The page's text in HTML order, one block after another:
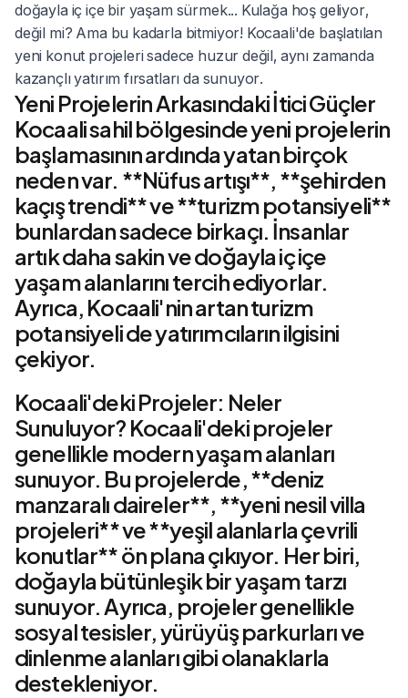
doğayla iç içe bir yaşam sürmek... Kulağa hoş geliyor,
değil mi? Ama bu kadarla bitmiyor! Kocaali'de başlatılan
yeni konut projeleri sadece huzur değil, aynı zamanda
kazançlı yatırım fırsatları da sunuyor.
Yeni Projelerin Arkasındaki İtici Güçler
Kocaali sahil bölgesinde yeni projelerin
başlamasının ardında yatan birçok
neden var. **Nüfus artışı**, **şehirden
kaçış trendi** ve **turizm potansiyeli**
bunlardan sadece birkaçı. İnsanlar
artık daha sakin ve doğayla iç içe
yaşam alanlarını tercih ediyorlar.
Ayrıca, Kocaali'nin artan turizm
potansiyeli de yatırımcıların ilgisini
çekiyor.
Kocaali'deki Projeler: Neler
Sunuluyor? Kocaali'deki projeler
genellikle modern yaşam alanları
sunuyor. Bu projelerde, **deniz
manzaralı daireler**, **yeni nesil villa
projeleri** ve **yeşil alanlarla çevrili
konutlar** ön plana çıkıyor. Her biri,
doğayla bütünleşik bir yaşam tarzı
sunuyor. Ayrıca, projeler genellikle
sosyal tesisler, yürüyüş parkurları ve
dinlenme alanları gibi olanaklarla
destekleniyor.